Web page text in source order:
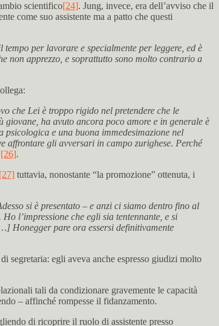
scientifico[24]. Jung, invece, era dell’avviso che il
come suo assistente ma a patto che questi
per lavorare e specialmente per leggere, ed è
non apprezzo, e soprattutto sono molto contrario a
che Lei è troppo rigido nel pretendere che le
ha avuto ancora poco amore e in generale è
e una buona immedesimazione nel
affrontare gli avversari in campo zurighese. Perché
[26].
[27] tuttavia, nonostante “la promozione” ottenuta, i
si è presentato – e anzi ci siamo dentro fino al
l’impressione che egli sia tentennante, e si
Honegger pare ora essersi definitivamente
segretaria: egli aveva anche espresso giudizi molto
tali da condizionare gravemente le capacità
– affinché rompesse il fidanzamento.
di ricoprire il ruolo di assistente presso